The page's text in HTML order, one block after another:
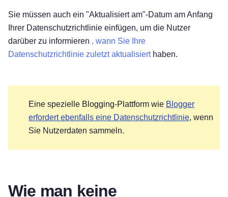
Sie müssen auch ein "Aktualisiert am"-Datum am Anfang
Ihrer Datenschutzrichtlinie einfügen, um die Nutzer
darüber zu informieren , wann Sie Ihre
Datenschutzrichtlinie zuletzt aktualisierthaben.
Eine spezielle Blogging-Plattform wie Blogger
erfordert ebenfalls eine Datenschutzrichtlinie, wenn
Sie Nutzerdaten sammeln.
Wie man keine